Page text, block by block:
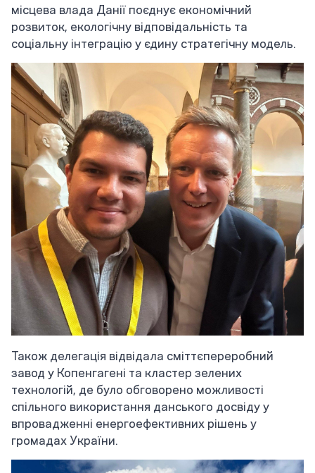
місцева влада Данії поєднує економічний
розвиток, екологічну відповідальність та
соціальну інтеграцію у єдину стратегічну модель.
Також делегація відвідала сміттєпереробний
завод у Копенгагені та кластер зелених
технологій, де було обговорено можливості
спільного використання данського досвіду у
впровадженні енергоефективних рішень у
громадах України.